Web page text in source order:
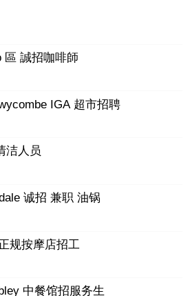
區 誠招咖啡師
IGA 超市招聘
洁人员
诚招 兼职 油锅
规按摩店招工
中餐馆招服务生